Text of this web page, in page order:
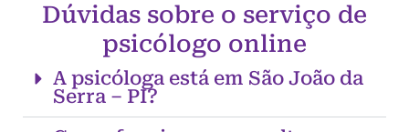
Dúvidas sobre o serviço de
psicólogo online
A psicóloga está em São João da
Serra – PI?